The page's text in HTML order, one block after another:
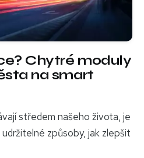
Chytré moduly
na smart
středem našeho života, je
způsoby, jak zlepšit